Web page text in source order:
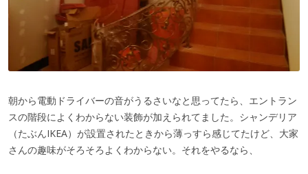
朝から電動ドライバーの音がうるさいなと思ってたら、エントラン
スの階段によくわからない装飾が加えられてました。シャンデリア
（たぶんIKEA）が設置されたときから薄っすら感じてたけど、大家
さんの趣味がそろそろよくわからない。それをやるなら、